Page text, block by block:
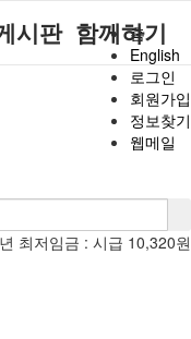
홈
English
로그인
회원가입
정보찾기
웹메일
최저임금 : 시급 10,320원
시판
토갤러리
함께하기
후원안내
회원가입안내
자원봉사안내